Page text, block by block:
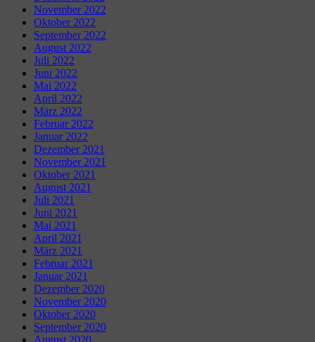
November 2022
Oktober 2022
September 2022
August 2022
Juli 2022
Juni 2022
Mai 2022
April 2022
März 2022
Februar 2022
Januar 2022
Dezember 2021
November 2021
Oktober 2021
August 2021
Juli 2021
Juni 2021
Mai 2021
April 2021
März 2021
Februar 2021
Januar 2021
Dezember 2020
November 2020
Oktober 2020
September 2020